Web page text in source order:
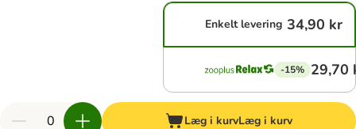
Enkelt levering 34,90 kr
-15% 29,70
Læg i kurvLæg i kurv